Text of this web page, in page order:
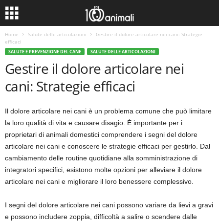
Home Salute delle articolazioni
Gestire il dolore articolare nei cani: Strategie
efficaci
SALUTE E PREVENZIONE DEL CANE SALUTE DELLE ARTICOLAZIONI
Gestire il dolore articolare nei
cani: Strategie efficaci
Il dolore articolare nei cani è un problema comune che può limitare
la loro qualità di vita e causare disagio. È importante per i
proprietari di animali domestici comprendere i segni del dolore
articolare nei cani e conoscere le strategie efficaci per gestirlo. Dal
cambiamento delle routine quotidiane alla somministrazione di
integratori specifici, esistono molte opzioni per alleviare il dolore
articolare nei cani e migliorare il loro benessere complessivo.
I segni del dolore articolare nei cani possono variare da lievi a gravi
e possono includere zoppia, difficoltà a salire o scendere dalle